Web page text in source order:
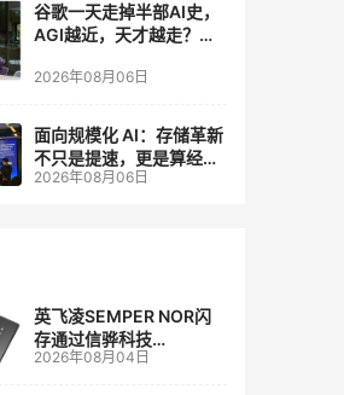
谷歌一天走掉半部AI史，
AGI越近，天才越走？大
自己的研发节奏
2026年08月06日
面向规模化 AI：存储革新
不只是提速，更是算经济
账
2026年08月06日
英飞凌SEMPER NOR闪
存通过信骅科技
AST2700 BMC认证，全
2026年08月04日